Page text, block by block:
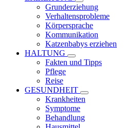
Grunderziehung
Verhaltensprobleme
Körpersprache
Kommunikation
Katzenbabys erziehen
HALTUNG
Fakten und Tipps
Pflege
Reise
GESUNDHEIT
Krankheiten
Symptome
Behandlung